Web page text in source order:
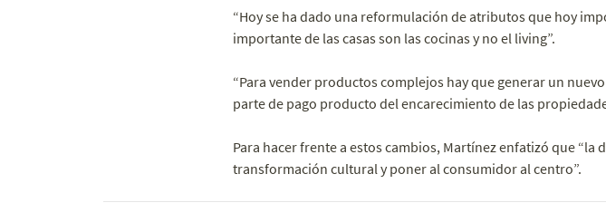
“Hoy se ha dado una reformulación de atributos que hoy
importante de las casas son las cocinas y no el living”.
“Para vender productos complejos hay que generar un
parte de pago producto del encarecimiento de las
Para hacer frente a estos cambios, Martínez enfatizó que
transformación cultural y poner al consumidor al centro”.